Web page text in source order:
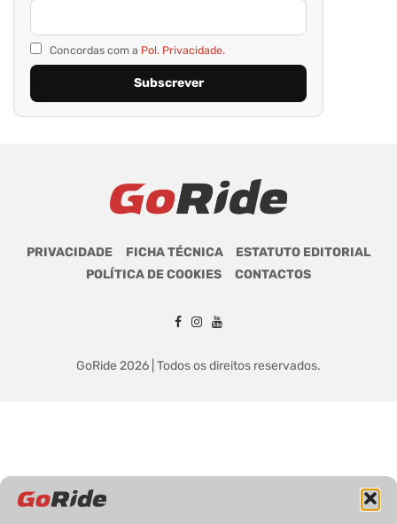
Concordas com a Pol. Privacidade.
PRIVACIDADE FICHA TÉCNICA
ESTATUTO EDITORIAL
POLÍTICA DE COOKIES
CONTACTOS
GoRide 2026 | Todos os direitos reservados.